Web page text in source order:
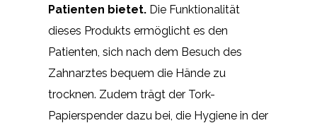
Patienten bietet. Die Funktionalität
dieses Produkts ermöglicht es den
Patienten, sich nach dem Besuch des
Zahnarztes bequem die Hände zu
trocknen. Zudem trägt der Tork-
Papierspender dazu bei, die Hygiene in der